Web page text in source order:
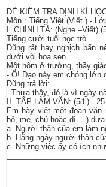
ĐỀ KIỂM TRA ĐỊNH KÌ
Môn : Tiếng Việt (Viết ) -
I .CHÍNH TẢ: (Nghe –Viết)
Tiếng cười tuổi học trò
Dũng rất hay nghịch bẩn
dưới vòi hoa sen.
Một hôm ở trường, thầy
- Ồ! Dạo này em chóng lớn
Dũng trả lời:
- Thưa thầy, đó là vì ngày
II. TẬP LÀM VĂN: (5đ ) -
Em hãy viết một đoạn
bố, mẹ, chú hoặc dì …)
a. Người thân của em làm
b. Hằng ngày người thân
c. Những việc ấy có ích